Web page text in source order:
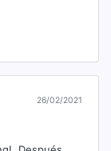
26/02/2021